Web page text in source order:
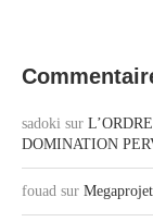
sadoki sur
DOMINATION
fouad sur